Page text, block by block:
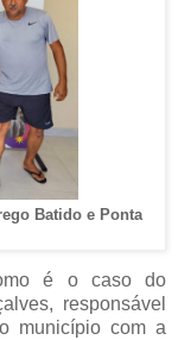
Batido e Ponta
é o caso do
responsável
município com a